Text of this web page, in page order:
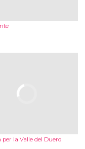
per la Valle del Duero